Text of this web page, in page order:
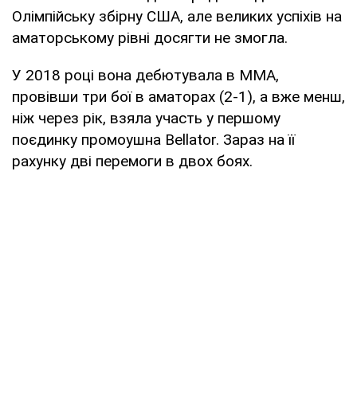
Олімпійську збірну США, але великих успіхів на
аматорському рівні досягти не змогла.
У 2018 році вона дебютувала в MMA,
провівши три бої в аматорах (2-1), а вже менш,
ніж через рік, взяла участь у першому
поєдинку промоушна Bellator. Зараз на її
рахунку дві перемоги в двох боях.